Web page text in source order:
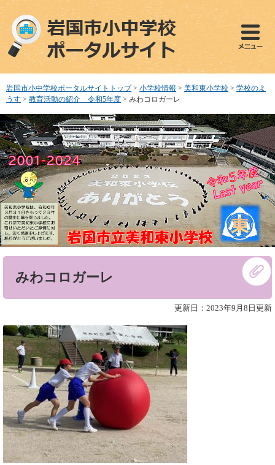
ペ
で
す
メ
ば
し
本
文
へ
岩国市小中学校ポータルサイトトップ > 小学校情報 > 美和東小学校 > 学校のよ
うす > 教育活動の紹介 令和5年度 > みわコロガーレ
みわコロガーレ
更新日：2023年9月8日更新